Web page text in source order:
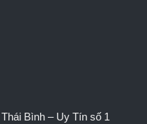
Bình – Uy Tín số 1